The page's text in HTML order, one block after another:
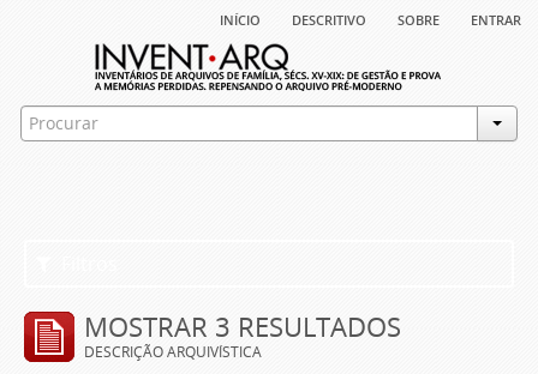
início descritivo sobre entrar
MOSTRAR 3 RESULTADOS
DESCRIÇÃO ARQUIVÍSTICA